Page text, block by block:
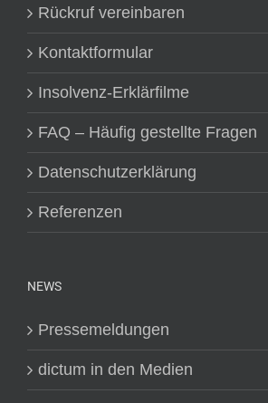
Rückruf vereinbaren
Kontaktformular
Insolvenz-Erklärfilme
FAQ – Häufig gestellte Fragen
Datenschutzerklärung
Referenzen
NEWS
Pressemeldungen
dictum in den Medien